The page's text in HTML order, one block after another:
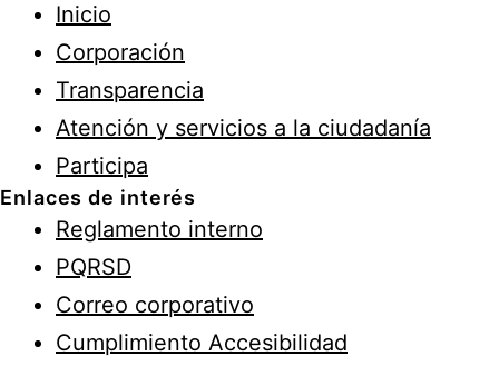
Inicio
Corporación
Transparencia
Atención y servicios a la ciudadanía
Participa
Enlaces de interés
Reglamento interno
PQRSD
Correo corporativo
Cumplimiento Accesibilidad